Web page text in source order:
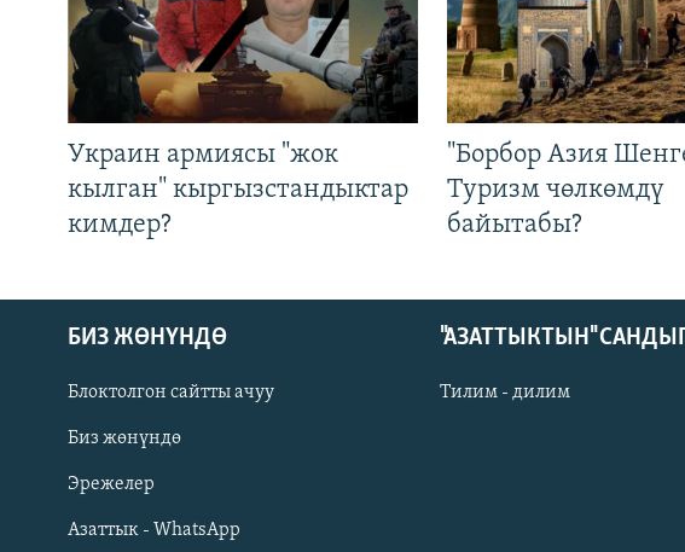
Русский
ОНЛАЙН ШЕРИНЕ
Украин армиясы "жок
кылган" кыргызстандыктар
кимдер?
"Борбор Азия
Туризм чөлкөмдү
байытабы?
БИЗ ЖӨНҮНДӨ
Блоктолгон сайтты ачуу
Биз жөнүндө
Эрежелер
Азаттык - WhatsApp
"АЗАТТЫКТЫН"
Тилим - дилим